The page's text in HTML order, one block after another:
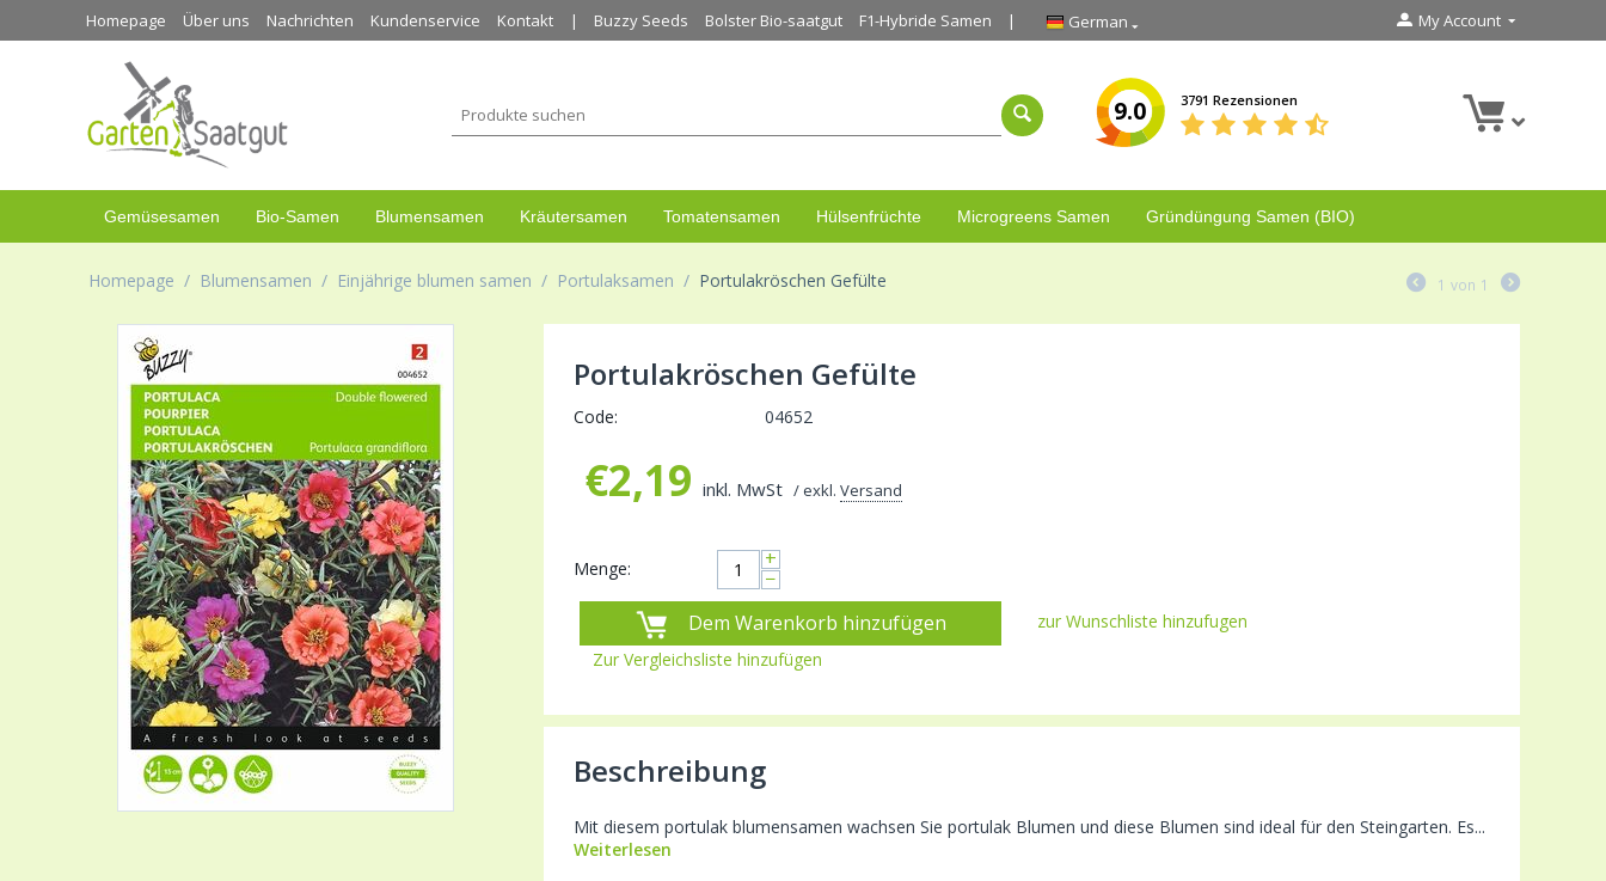
Homepage Über uns Nachrichten Kundenservice Kontakt Buzzy Seeds Bolster Bio-saatgut F1-Hybride Samen German My Account
9.0 3791 Rezensionen
Gemüsesamen Bio-Samen Blumensamen Kräutersamen Tomatensamen Hülsenfrüchte Microgreens Samen Gründüngung Samen (BIO)
Homepage / Blumensamen / Einjährige blumen samen / Portulaksamen / Portulakröschen Gefülte 1 von 1
Portulakröschen Gefülte
Code: 04652
€2,19 inkl. MwSt / exkl. Versand
Menge: +
−
Dem Warenkorb hinzufügen
zur Wunschliste hinzufugen
Zur Vergleichsliste hinzufügen
Beschreibung
Mit diesem portulak blumensamen wachsen Sie portulak Blumen und diese Blumen sind ideal für den Steingarten. Es...
Weiterlesen